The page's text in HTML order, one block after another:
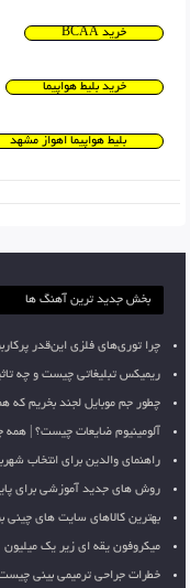
خرید BCAA
خرید بلیط هواپیما
بلیط هواپیما اهواز مشهد
بخش جدید ترین آهنگ ها
چرا توری‌های فلزی این‌قدر
ریمیکس تبلیغاتی چیست و چه
چطور جم موبایل لجند بخریم که
آلومینیوم ضایعات چیست؟ | همه
راهنمای والدین برای انتخاب
روش های جدید آموزشی برای
بهترین کالاهای سایت های چینی
میکروفون یقه ای زیر یک میلیون
خطرات جراحی ترمیمی بینی